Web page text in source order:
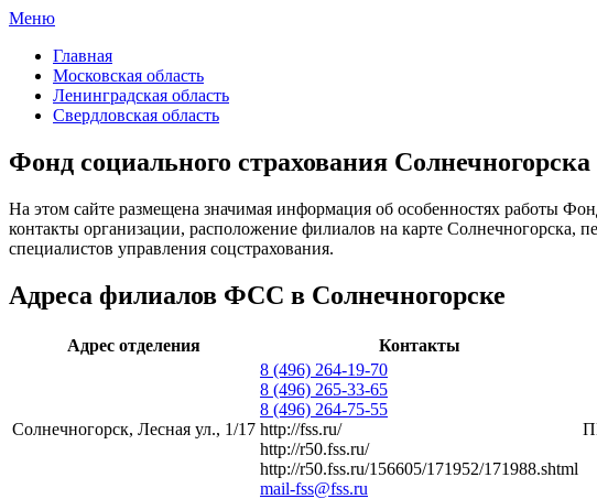
Меню
Главная
Московская область
Ленинградская область
Свердловская область
Фонд социального страхования Солнечногорска
На этом сайте размещена значимая информация об особенностях работы
контакты организации, расположение филиалов на карте Солнечногорска,
специалистов управления соцстрахования.
Адреса филиалов ФСС в Солнечногорске
Адрес отделения Контакты
Солнечногорск, Лесная ул., 1/17
8 (496) 264-19-70
8 (496) 265-33-65
8 (496) 264-75-55
http://fss.ru/
http://r50.fss.ru/
http://r50.fss.ru/156605/171952/171988.shtml
mail-fss@fss.ru